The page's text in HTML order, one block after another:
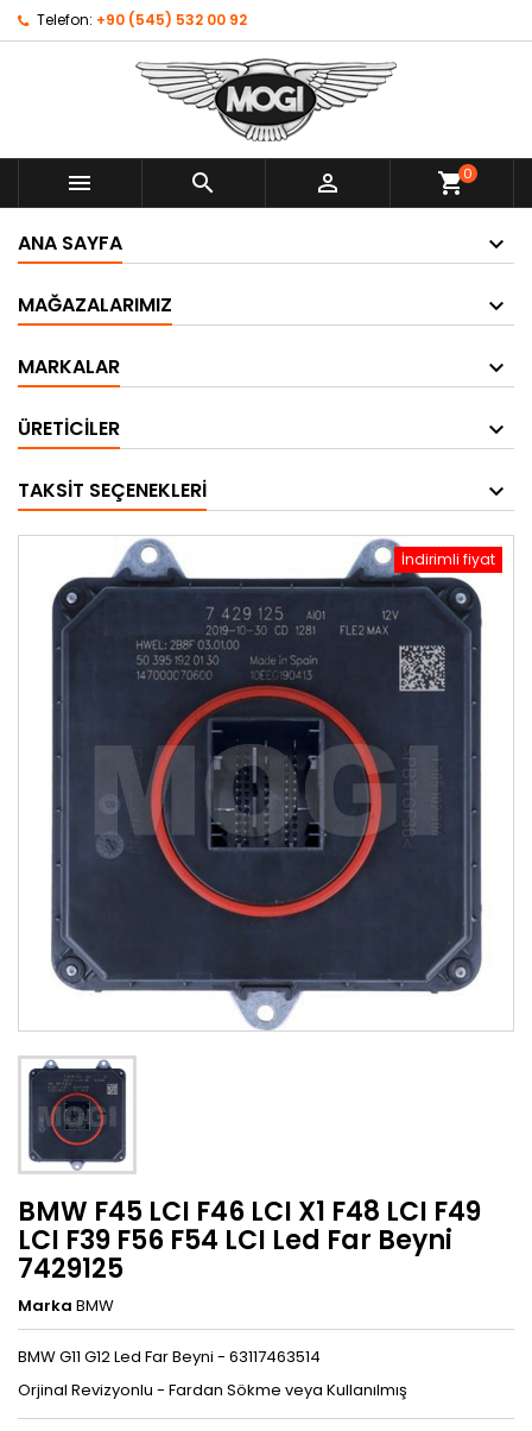
Telefon: +90 (545) 532 00 92
   shopping_cart0
ANA SAYFA
MAĞAZALARIMIZ
MARKALAR
ÜRETICILER
TAKSIT SEÇENEKLERI
İndirimli fiyat
BMW F45 LCI F46 LCI X1 F48 LCI F49
LCI F39 F56 F54 LCI Led Far Beyni
7429125
Marka BMW
BMW G11 G12 Led Far Beyni - 63117463514
Orjinal Revizyonlu - Fardan Sökme veya Kullanılmış